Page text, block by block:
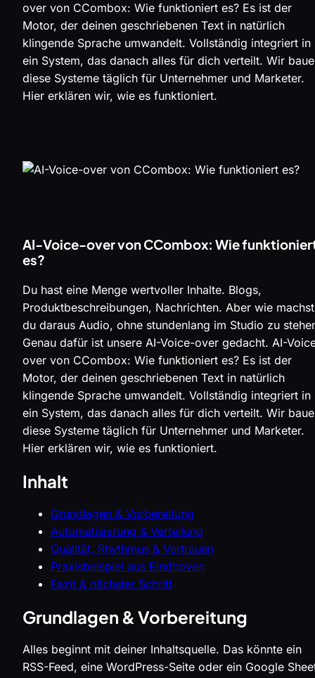
over von CCombox: Wie funktioniert es? Es ist der
Motor, der deinen geschriebenen Text in natürlich
klingende Sprache umwandelt. Vollständig integriert in
ein System, das danach alles für dich verteilt. Wir
diese Systeme täglich für Unternehmer und Marketer.
Hier erklären wir, wie es funktioniert.
AI-Voice-over von CCombox: Wie
es?
Du hast eine Menge wertvoller Inhalte. Blogs,
Produktbeschreibungen, Nachrichten. Aber wie machst
du daraus Audio, ohne stundenlang im Studio zu
Genau dafür ist unsere AI-Voice-over gedacht. AI-
over von CCombox: Wie funktioniert es? Es ist der
Motor, der deinen geschriebenen Text in natürlich
klingende Sprache umwandelt. Vollständig integriert in
ein System, das danach alles für dich verteilt. Wir
diese Systeme täglich für Unternehmer und Marketer.
Hier erklären wir, wie es funktioniert.
Inhalt
Grundlagen & Vorbereitung
Automatisierung & Verteilung
Qualität, Rhythmus & Vertrauen
Praxisbeispiel aus Eindhoven
Fazit & nächster Schritt
Grundlagen & Vorbereitung
Alles beginnt mit deiner Inhaltsquelle. Das könnte ein
RSS-Feed, eine WordPress-Seite oder ein Google